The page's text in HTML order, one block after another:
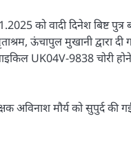
को वादी दिनेश बिष्ट पुत्र
ऊंचापुल मुखानी द्वारा दी
UK04V-9838 चोरी
अविनाश मौर्य को सुपुर्द की